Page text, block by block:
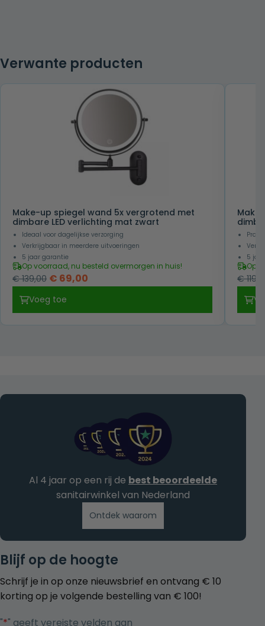
Verwante producten
Make-up spiegel wand 5x vergrotend met
dimbare LED verlichting mat zwart
Ideaal voor dagelijkse verzorging
Verkrijgbaar in meerdere uitvoeringen
5 jaar garantie
Op voorraad, nu besteld overmorgen in huis!
€139,00 Oorspronkelijke
was:
€ 139,00.
€ 69,00
€ 69,00.
Voeg toe
5
Op
€
Blijf op de hoogte
Schrijf je in op onze nieuwsbrief en ontvang € 10
korting op je volgende bestelling van € 100!
"*" geeft vereiste velden aan
Al 4 jaar op een rij de best beoordeelde
sanitairwinkel van Nederland
Ontdek waarom